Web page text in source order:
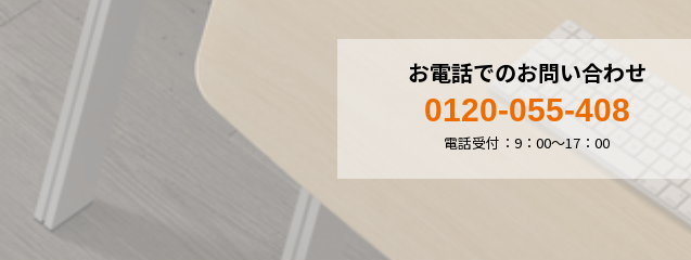
お電話でのお問い合わせ
0120-055-408
電話受付：9：00～17：00